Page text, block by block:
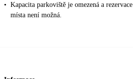
• Kapacita parkoviště je omezená a rezervace
místa není možná.